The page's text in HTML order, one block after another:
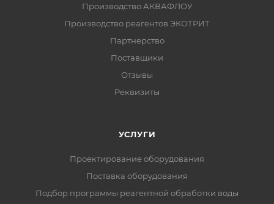
Производство АКВАФЛОУ
Производство реагентов ЭКОТРИТ
Партнерство
Поставщики
Отзывы
Реквизиты
УСЛУГИ
Проектирование оборудования
Поставка оборудования
Подбор программы реагентной обработки воды